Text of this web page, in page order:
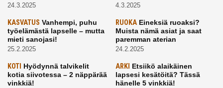
24.3.2025 4.3.2025
KASVATUS Vanhempi, puhu
työelämästä lapselle – mutta
mieti sanojasi!
25.2.2025
RUOKAEineksiä ruoaksi?
Muista nämä asiat ja saat
paremman aterian
24.2.2025
KOTI Hyödynnä talvikelit
kotia siivotessa – 2 näppärää
vinkkiä!
ARKI Etsiikö alaikäinen
lapsesi kesätöitä? Tässä
hänelle 5 vinkkiä!